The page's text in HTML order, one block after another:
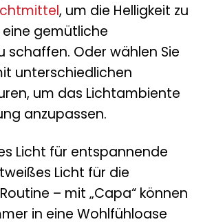
, um die Helligkeit zu
gemütliche
schaffen. Oder wählen Sie
unterschiedlichen
um das Lichtambiente
anzupassen.
Licht für entspannende
Licht für die
– mit „Capa“ können
in eine Wohlfühloase